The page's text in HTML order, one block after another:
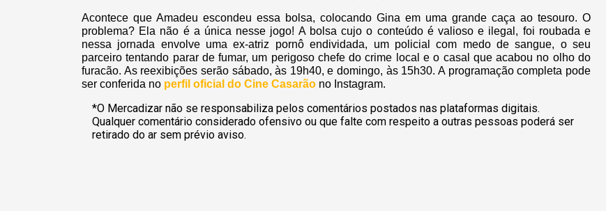
Acontece que Amadeu escondeu essa bolsa, colocando Gina em uma grande caça ao tesouro. O
problema? Ela não é a única nesse jogo! A bolsa cujo o conteúdo é valioso e ilegal, foi roubada e
nessa jornada envolve uma ex-atriz pornô endividada, um policial com medo de sangue, o seu
parceiro tentando parar de fumar, um perigoso chefe do crime local e o casal que acabou no olho do
furacão. As reexibições serão sábado, às 19h40, e domingo, às 15h30. A programação completa pode
ser conferida no perfil oficial do Cine Casarão no Instagram.
*O Mercadizar não se responsabiliza pelos comentários postados nas plataformas digitais.
Qualquer comentário considerado ofensivo ou que falte com respeito a outras pessoas poderá ser
retirado do ar sem prévio aviso.